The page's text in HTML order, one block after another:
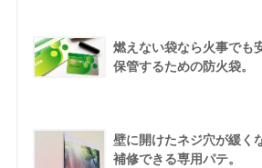
燃えない袋なら火事でも
保管するための防火袋。
壁に開けたネジ穴が緩く
補修できる専用パテ。